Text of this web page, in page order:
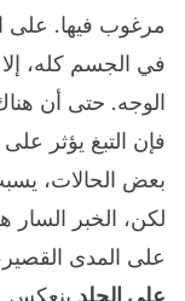
مرغوب فيها. على
في الجسم كله،
الوجه. حتى أن
فإن التبغ يؤثر على
بعض الحالات،
لكن، الخبر
على المدى
على الجلد ينعكس.